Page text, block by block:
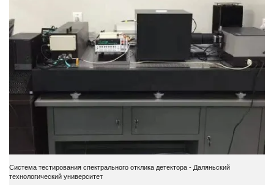
Система тестирования спектрального отклика детектора - Даляньский
технологический университет